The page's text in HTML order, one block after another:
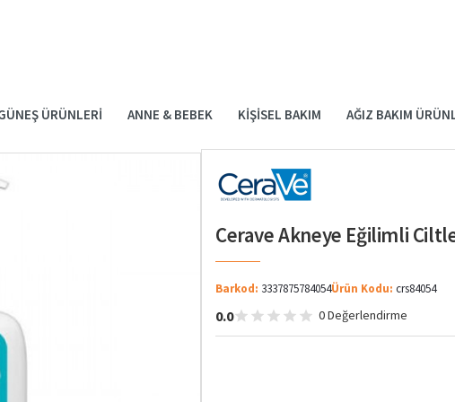
ÜRÜNLERI ANNE & BEBEK KIŞISEL BAKIM AĞIZ BAKIM
Cerave Akneye Eğilimli
Barkod: 3337875784054Ürün Kodu: crs84054
0.0 0 Değerlendirme